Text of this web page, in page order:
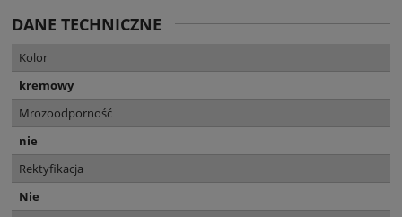
DANE TECHNICZNE
Kolor
kremowy
Mrozoodporność
nie
Rektyfikacja
Nie